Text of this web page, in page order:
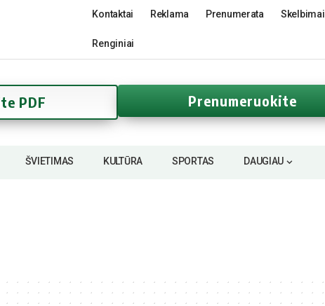
Kontaktai Reklama Prenumerata Skelbimai
Renginiai
PDF Prenumeruokite
ŠVIETIMAS KULTŪRA SPORTAS DAUGIAU